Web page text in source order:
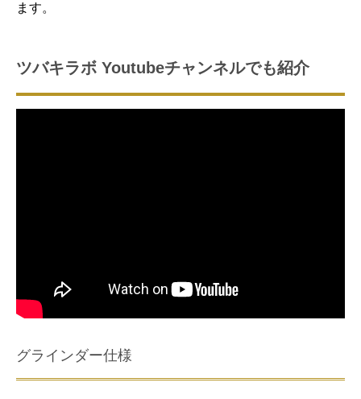
ます。
ツバキラボ Youtubeチャンネルでも紹介
グラインダー仕様